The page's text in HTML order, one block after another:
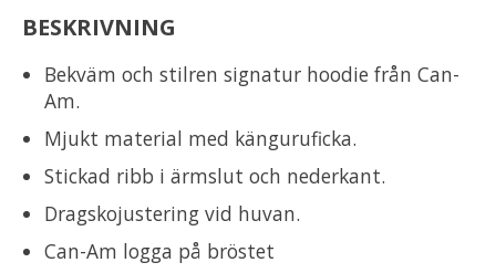
BESKRIVNING
Bekväm och stilren signatur hoodie från Can-
Am.
Mjukt material med känguruficka.
Stickad ribb i ärmslut och nederkant.
Dragskojustering vid huvan.
Can-Am logga på bröstet